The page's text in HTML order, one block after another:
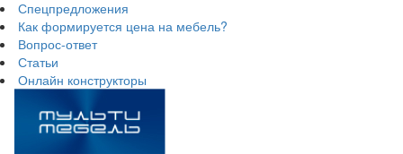
Спецпредложения
Как формируется цена на мебель?
Вопрос-ответ
Статьи
Онлайн конструкторы